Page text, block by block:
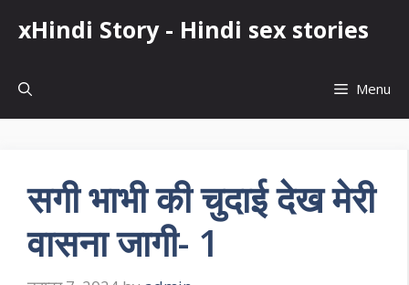
xHindi Story - Hindi sex stories
Menu
सगी भाभी की चुदाई देख मेरी
वासना जागी- 1